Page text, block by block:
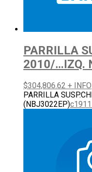
PARRILLA
2010/…IZQ.
$304,806.62 + INFO
PARRILLA
(NBJ3022EP)